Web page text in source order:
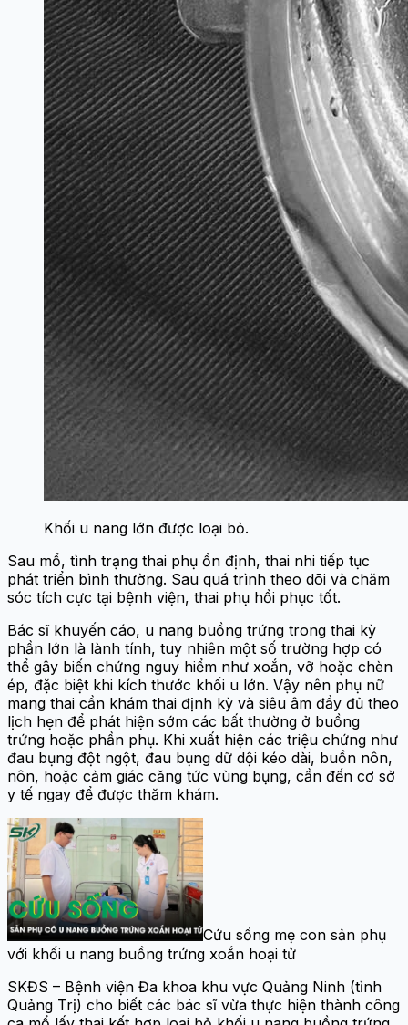
Khối u nang lớn được loại bỏ.
Sau mổ, tình trạng thai phụ ổn định, thai nhi tiếp tục
phát triển bình thường. Sau quá trình theo dõi và chăm
sóc tích cực tại bệnh viện, thai phụ hồi phục tốt.
Bác sĩ khuyến cáo, u nang buồng trứng trong thai kỳ
phần lớn là lành tính, tuy nhiên một số trường hợp có
thể gây biến chứng nguy hiểm như xoắn, vỡ hoặc chèn
ép, đặc biệt khi kích thước khối u lớn. Vậy nên phụ nữ
mang thai cần khám thai định kỳ và siêu âm đầy đủ theo
lịch hẹn để phát hiện sớm các bất thường ở buồng
trứng hoặc phần phụ. Khi xuất hiện các triệu chứng như
đau bụng đột ngột, đau bụng dữ dội kéo dài, buồn nôn,
nôn, hoặc cảm giác căng tức vùng bụng, cần đến cơ sở
y tế ngay để được thăm khám.
Cứu sống mẹ con sản phụ
với khối u nang buồng trứng xoắn hoại tử
SKĐS – Bệnh viện Đa khoa khu vực Quảng Ninh (tỉnh
Quảng Trị) cho biết các bác sĩ vừa thực hiện thành công